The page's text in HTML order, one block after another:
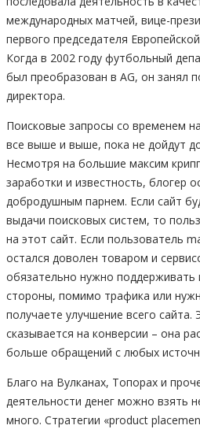
международных матчей, вице-
первого председателя
Когда в 2002 году футбольный
был преобразован в AG, он занял
директора.
Поисковые запросы со временем
все выше и выше, пока не дойдут
Несмотря на большие максим
заработки и известность, блогер
добродушным парнем. Если сайт
выдачи поисковых систем, то
на этот сайт. Если пользователь
остался доволен товаром и
обязательно нужно поддерживать
стороны, помимо трафика или
получаете улучшение всего сайта.
сказывается на конверсии – она
больше обращений с любых
Благо на Вулканах, Топорах и
деятельности денег можно взять
много. Стратегии «product